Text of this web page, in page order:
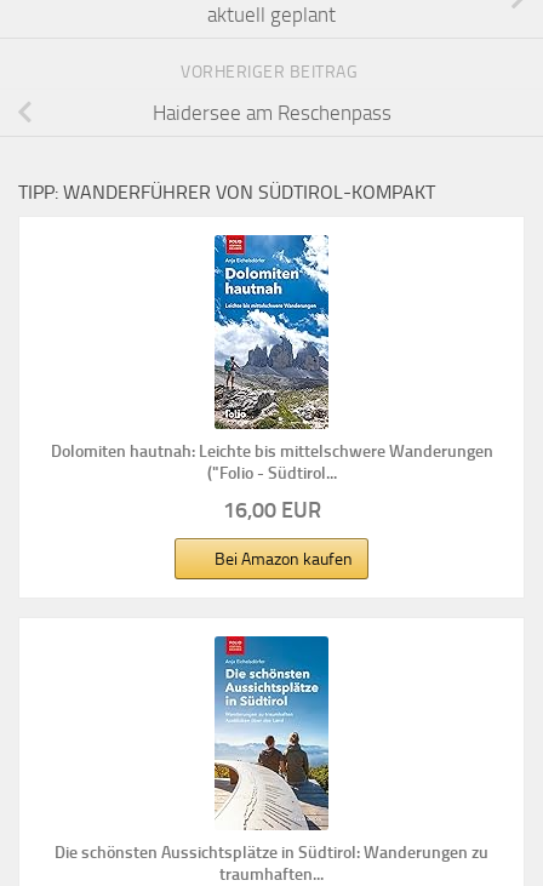
aktuell geplant
VORHERIGER BEITRAG
Haidersee am Reschenpass
TIPP: WANDERFÜHRER VON SÜDTIROL-KOMPAKT
Dolomiten hautnah: Leichte bis mittelschwere Wanderungen
("Folio - Südtirol...
16,00 EUR
Bei Amazon kaufen
Die schönsten Aussichtsplätze in Südtirol: Wanderungen zu
traumhaften...